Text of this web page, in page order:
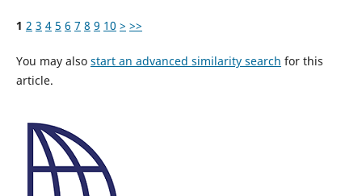
1 2 3 4 5 6 7 8 9 10 > >>
You may also start an advanced similarity search for this
article.